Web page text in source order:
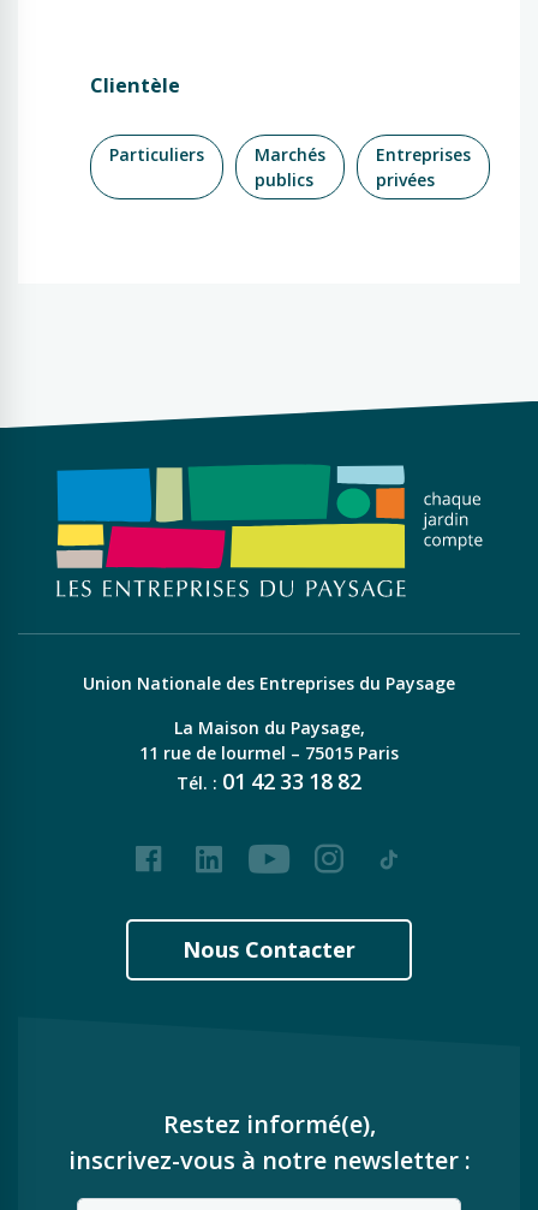
Clientèle
Particuliers
Marchés
publics
Entreprises
privées
Union Nationale des Entreprises du Paysage
La Maison du Paysage,
11 rue de lourmel – 75015 Paris
Tél. : 01 42 33 18 82
FacebookLinkedInYoutubeInstagram
Tiktok
Nous Contacter
Restez informé(e),
inscrivez-vous à notre newsletter :